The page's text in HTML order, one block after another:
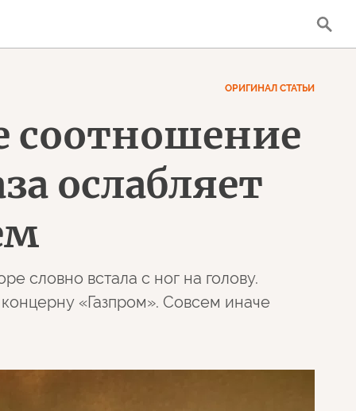
ОРИГИНАЛ СТАТЬИ
соотношение
ослабляет
словно встала с ног на голову.
«Газпром». Совсем иначе